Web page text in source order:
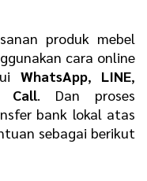
produk mebel
cara online
WhatsApp, LINE,
Call. Dan proses
bank lokal atas
sebagai berikut